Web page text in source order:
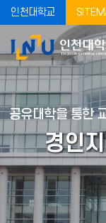
인천대학교
공유대학을 통한
경인